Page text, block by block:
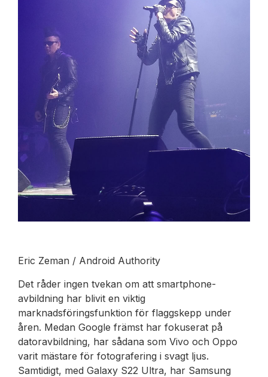
Eric Zeman / Android Authority
Det råder ingen tvekan om att smartphone-
avbildning har blivit en viktig
marknadsföringsfunktion för flaggskepp under
åren. Medan Google främst har fokuserat på
datoravbildning, har sådana som Vivo och Oppo
varit mästare för fotografering i svagt ljus.
Samtidigt, med Galaxy S22 Ultra, har Samsung